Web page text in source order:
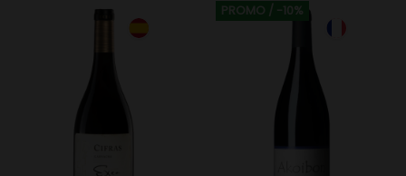
PROMO / -10%